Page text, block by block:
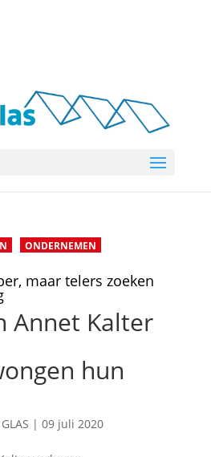
ONDERNEMEN
maar telers zoeken
Annet Kalter
hun
| 09 juli 2020